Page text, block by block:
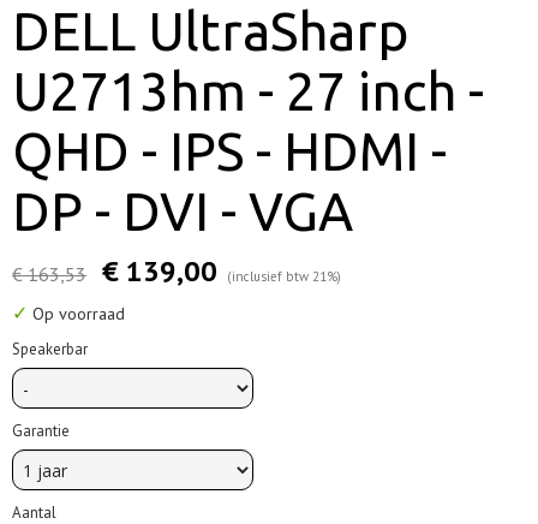
DELL UltraSharp
U2713hm - 27 inch -
QHD - IPS - HDMI -
DP - DVI - VGA
€ 163,53 € 139,00 (inclusief btw 21%)
✓ Op voorraad
Speakerbar
Garantie
Aantal